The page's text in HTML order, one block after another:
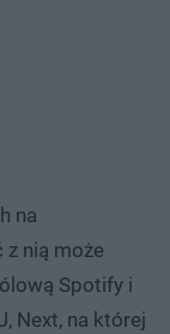
na
nią może
Spotify i
Next, na której